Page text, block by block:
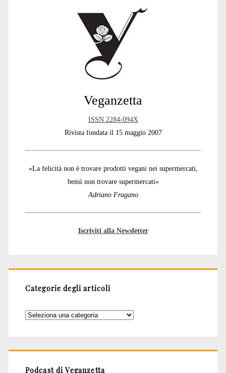
Veganzetta
ISSN 2284-094X
Rivista fondata il 15 maggio 2007
«La felicità non è trovare prodotti vegani nei supermercati,
bensì non trovare supermercati»
Adriano Fragano
Iscriviti alla Newsletter
Categorie degli articoli
Categorie
Podcast di Veganzetta